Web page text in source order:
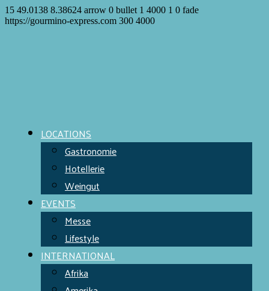
15 49.0138 8.38624 arrow 0 bullet 1 4000 1 0 fade
https://gourmino-express.com 300 4000
LOCATIONS
Gastronomie
Hotellerie
Weingut
EVENTS
Messe
Lifestyle
INTERNATIONAL
Afrika